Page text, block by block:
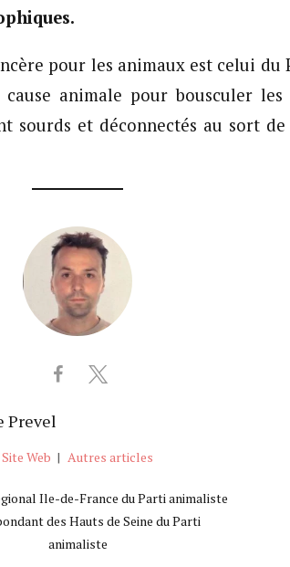
pour les animaux est celui du
animale pour bousculer les
sourds et déconnectés au sort de
Prevel
Site Web | Autres articles
Ile-de-France du Parti animaliste
des Hauts de Seine du Parti
animaliste